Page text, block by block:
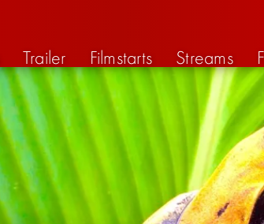
Trailer Filmstarts Streams